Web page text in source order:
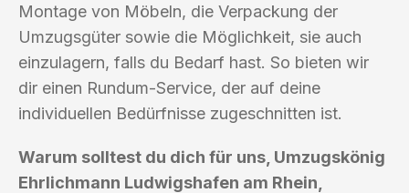
Montage von Möbeln, die Verpackung der
Umzugsgüter sowie die Möglichkeit, sie auch
einzulagern, falls du Bedarf hast. So bieten wir
dir einen Rundum-Service, der auf deine
individuellen Bedürfnisse zugeschnitten ist.
Warum solltest du dich für uns, Umzugskönig
Ehrlichmann Ludwigshafen am Rhein,